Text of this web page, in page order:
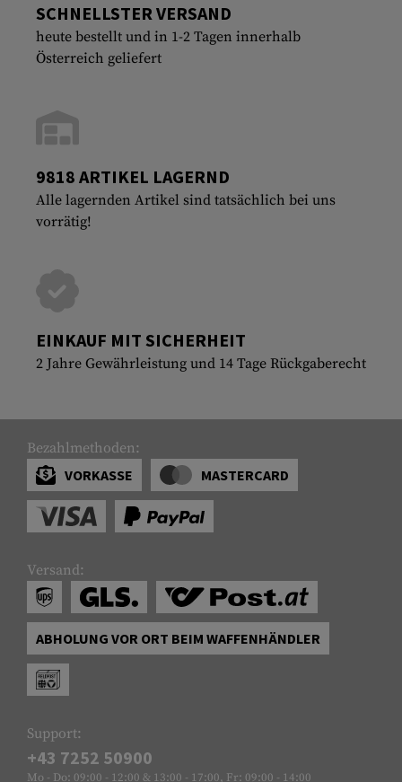
SCHNELLSTER VERSAND
heute bestellt und in 1-2 Tagen innerhalb
Österreich geliefert
9818 ARTIKEL LAGERND
Alle lagernden Artikel sind tatsächlich bei uns
vorrätig!
EINKAUF MIT SICHERHEIT
2 Jahre Gewährleistung und 14 Tage Rückgaberecht
Bezahlmethoden:
VORKASSE
MASTERCARD
Versand:
ABHOLUNG VOR ORT BEIM WAFFENHÄNDLER
Support:
+43 7252 50900
Mo - Do: 09:00 - 12:00 & 13:00 - 17:00, Fr: 09:00 - 14:00